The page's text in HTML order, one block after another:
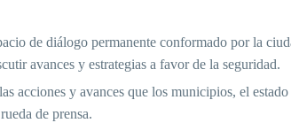
de diálogo permanente conformado por la
avances y estrategias a favor de la seguridad.
acciones y avances que los municipios, el
de prensa.